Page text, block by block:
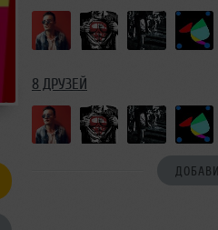
8 ДРУЗЕЙ